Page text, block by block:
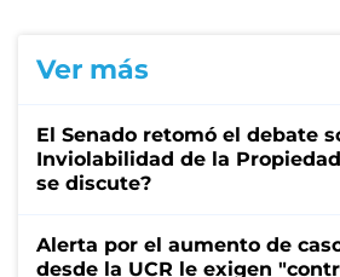
Ver más
El Senado retomó el debate
Inviolabilidad de la
se discute?
Alerta por el aumento de
desde la UCR le exigen